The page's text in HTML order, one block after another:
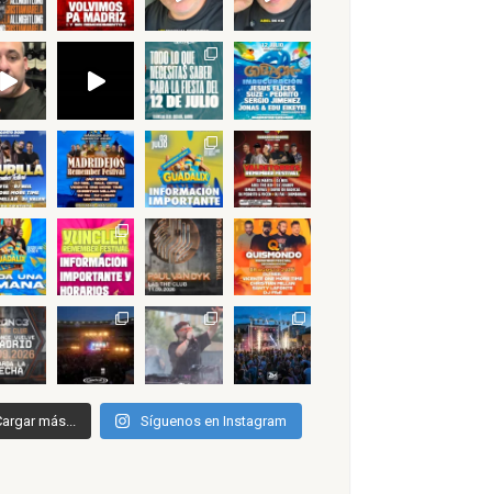
más... Síguenos en Instagram